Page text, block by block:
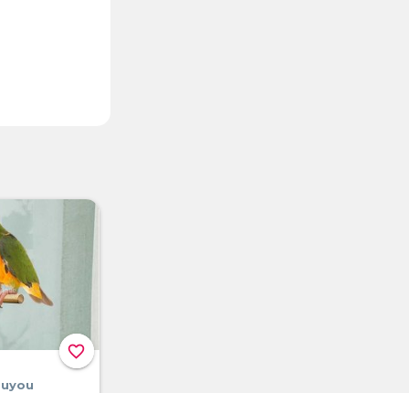
favorite_border